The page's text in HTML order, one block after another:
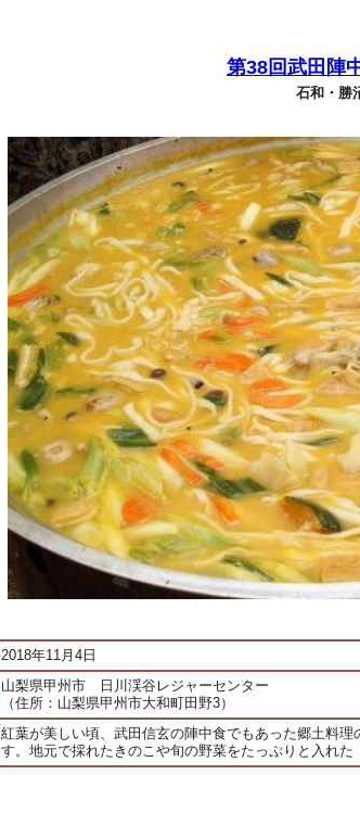
第38回武田陣
石和・勝
2018年11月4日
山梨県甲州市 日川渓谷レジャーセンター
（住所：山梨県甲州市大和町田野3）
紅葉が美しい頃、武田信玄の陣中食でもあった郷土料
す。地元で採れたきのこや旬の野菜をたっぷりと入れ